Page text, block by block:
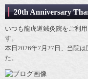
20th Anniversary
いつも龍虎道鍼灸院をご利
す。
本日2026年7月27日、当院
た。